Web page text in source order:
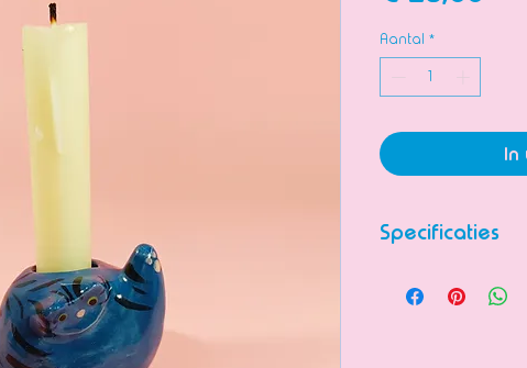
Aantal *
In
Specificaties
zetten.